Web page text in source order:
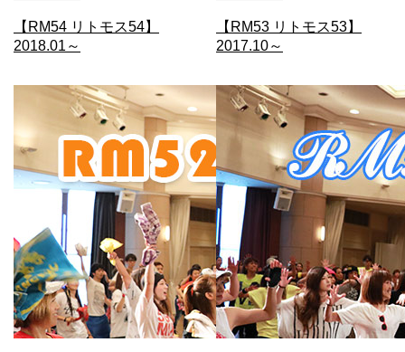
【RM54 リトモス54】
2018.01～
【RM53 リトモス53】
2017.10～